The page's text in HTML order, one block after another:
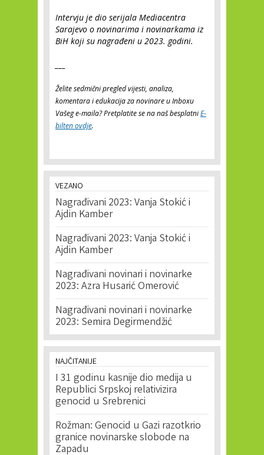
Intervju je dio serijala Mediacentra
Sarajevo o novinarima i novinarkama iz
BiH koji su nagrađeni u 2023. godini.
Želite sedmični pregled vijesti, analiza,
komentara i edukacija za novinare u Inboxu
Vašeg e-maila? Pretplatite se na naš besplatniE-
bilten ovdje.
VEZANO
Nagrađivani 2023: Vanja Stokić i
Ajdin Kamber
Nagrađivani 2023: Vanja Stokić i
Ajdin Kamber
Nagrađivani novinari i novinarke
2023: Azra Husarić Omerović
Nagrađivani novinari i novinarke
2023: Semira Degirmendžić
NAJČITANIJE
I 31 godinu kasnije dio medija u
Republici Srpskoj relativizira
genocid u Srebrenici
Rožman: Genocid u Gazi razotkrio
granice novinarske slobode na
Zapadu